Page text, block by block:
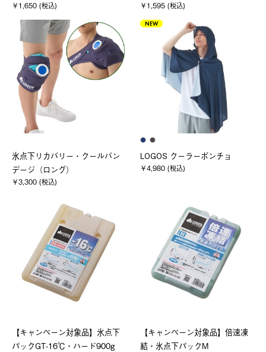
￥1,650 (税込) ￥1,595 (税込)
氷点下リカバリー・クールバン
デージ（ロング）
￥3,300 (税込)
NEW
LOGOS クーラーポンチョ
￥4,980 (税込)
【キャンペーン対象品】氷点下
パックGT-16℃・ハード900g
【キャンペーン対象品】倍速凍
結・氷点下パックM